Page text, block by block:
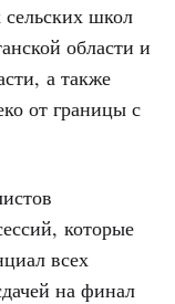
школ
области и
а также
от границы с
которые
всех
на финал